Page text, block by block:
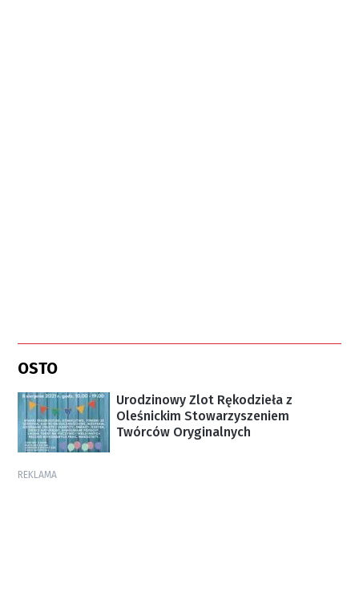
OSTO
Urodzinowy Zlot Rękodzieła z
Oleśnickim Stowarzyszeniem
Twórców Oryginalnych
REKLAMA